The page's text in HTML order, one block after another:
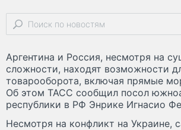
Аргентина и Россия, несмотря на
сложности, находят возможности
товарооборота, включая прямые
Об этом ТАСС сообщил посол
республики в РФ Энрике Игнасио
Несмотря на конфликт на Украине,